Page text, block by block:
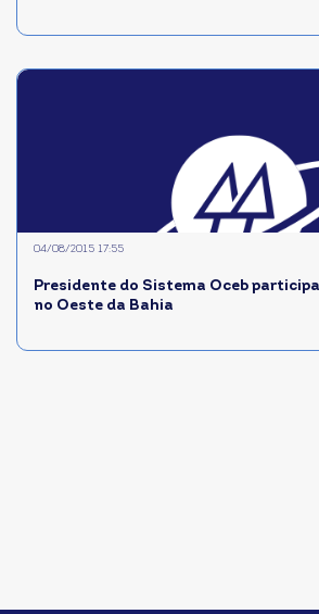
Presidente do Sistema Oceb
no Oeste da Bahia
04/08/2015 17:55